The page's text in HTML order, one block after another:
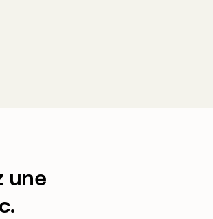
une